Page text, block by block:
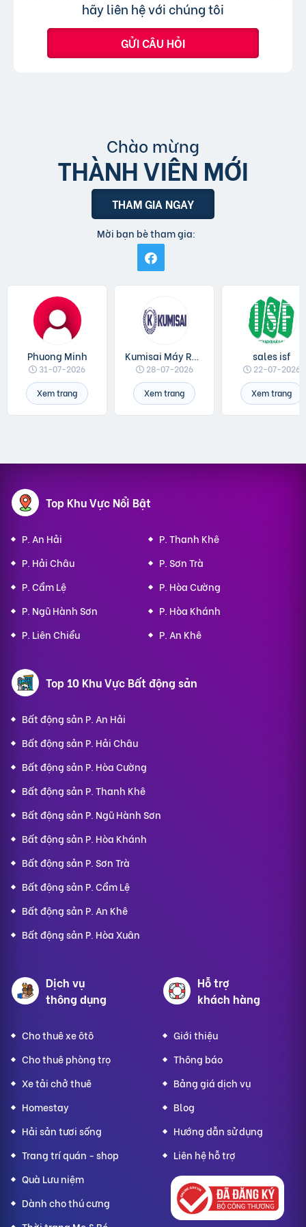
hãy liên hệ với chúng tôi
GỬI CÂU HỎI
Chào mừng
THÀNH VIÊN MỚI
THAM GIA NGAY
Mời bạn bè tham gia:
Phuong Minh
31-07-2026
Xem trang
Kumisai Máy Rửa Xe
28-07-2026
Xem trang
sales isf
22-07-2026
Xem trang
Top Khu Vực Nổi Bật
P. An Hải
P. Thanh Khê
P. Hải Châu
P. Sơn Trà
P. Cẩm Lệ
P. Hòa Cường
P. Ngũ Hành Sơn
P. Hòa Khánh
P. Liên Chiểu
P. An Khê
Top 10 Khu Vực Bất động sản
Bất động sản P. An Hải
Bất động sản P. Hải Châu
Bất động sản P. Hòa Cường
Bất động sản P. Thanh Khê
Bất động sản P. Ngũ Hành Sơn
Bất động sản P. Hòa Khánh
Bất động sản P. Sơn Trà
Bất động sản P. Cẩm Lệ
Bất động sản P. An Khê
Bất động sản P. Hòa Xuân
Dịch vụ
thông dụng
Cho thuê xe ôtô
Cho thuê phòng trọ
Xe tải chở thuê
Homestay
Hải sản tươi sống
Trang trí quán - shop
Quà Lưu niệm
Dành cho thú cưng
Hỗ trợ
khách hàng
Giới thiệu
Thông báo
Bảng giá dịch vụ
Blog
Hướng dẫn sử dụng
Liên hệ hỗ trợ